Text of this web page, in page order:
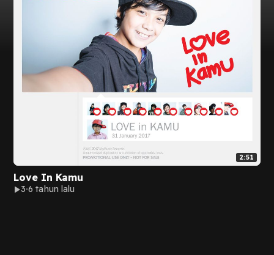
2:51
Love In Kamu
3 6 tahun lalu